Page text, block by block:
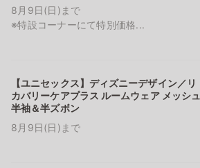
8月9日(日)まで
※特設コーナーにて特別価格...
【ユニセックス】ディズニーデザイン／リ
カバリーケアプラス ルームウェア メッシュ
半袖＆半ズボン
8月9日(日)まで